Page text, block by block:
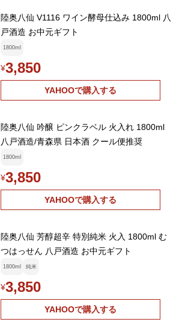
陸奥八仙 V1116 ワイン酵母仕込み 1800ml 八
戸酒造 お中元ギフト
1800ml
¥3,850
YAHOOで購入する
陸奥八仙 吟醸 ピンクラベル 火入れ 1800ml
八戸酒造/青森県 日本酒 クール便推奨
1800ml
¥3,850
YAHOOで購入する
陸奥八仙 芳醇超辛 特別純米 火入 1800ml む
つはっせん 八戸酒造 お中元ギフト
1800ml 純米
¥3,850
YAHOOで購入する